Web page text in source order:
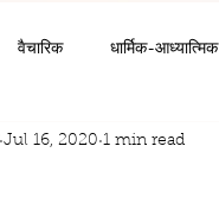
वैचारिक धार्मिक-आध्यात्मिक
Jul 16, 2020 1 min read